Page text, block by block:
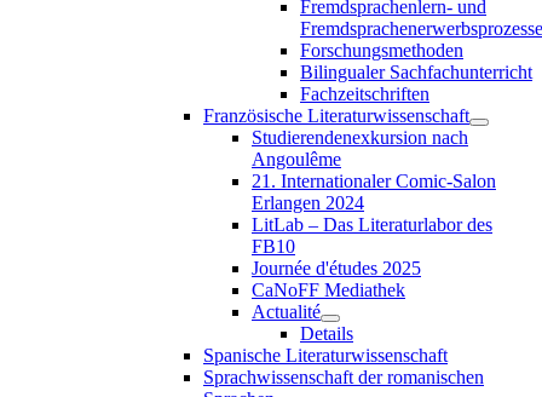
Fremdsprachenlern- und
Fremdsprachenerwerbsprozesse
Forschungsmethoden
Bilingualer Sachfachunterricht
Fachzeitschriften
Französische Literaturwissenschaft
Studierendenexkursion nach
Angoulême
21. Internationaler Comic-Salon
Erlangen 2024
LitLab – Das Literaturlabor des
FB10
Journée d'études 2025
CaNoFF Mediathek
Actualité
Details
Spanische Literaturwissenschaft
Sprachwissenschaft der romanischen